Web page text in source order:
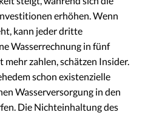
erhöhen. Wenn
kann jeder dritte
Wasserrechnung in fünf
zahlen, schätzen Insider.
schon existenzielle
Wasserversorgung in den
Die Nichteinhaltung des